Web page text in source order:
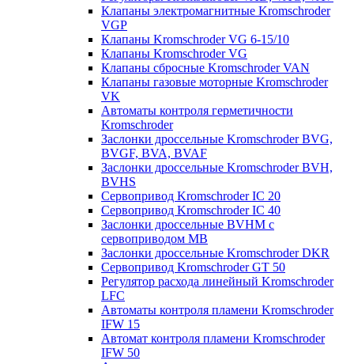
Клапаны электромагнитные Kromschroder
VGP
Клапаны Kromschroder VG 6-15/10
Клапаны Kromschroder VG
Клапаны сбросные Kromschroder VAN
Клапаны газовые моторные Kromschroder
VK
Автоматы контроля герметичности
Kromschroder
Заслонки дроссельные Kromschroder BVG,
BVGF, BVA, BVAF
Заслонки дроссельные Kromschroder BVH,
BVHS
Сервопривод Kromschroder IC 20
Сервопривод Kromschroder IC 40
Заслонки дроссельные BVHM с
сервоприводом МВ
Заслонки дроссельные Kromschroder DKR
Cервопривод Kromschroder GT 50
Регулятор расхода линейный Kromschroder
LFC
Автоматы контроля пламени Kromschroder
IFW 15
Автомат контроля пламени Kromschroder
IFW 50